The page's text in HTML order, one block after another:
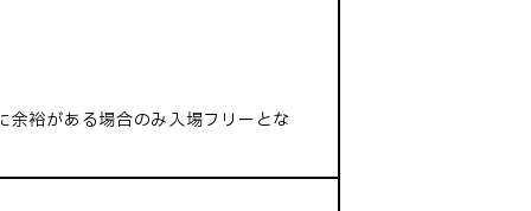
裕がある場合のみ入場フリーとな